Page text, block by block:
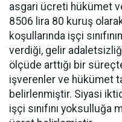
asgari ücreti hükümet
8506 lira 80 kuruş
koşullarında işçi
verdiği, gelir
ölçüde arttığı bir
işverenler ve hükümet
belirlenmiştir. Siyasi
işçi sınıfını